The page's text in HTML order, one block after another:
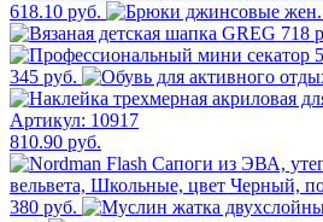
618.10 руб.
718
345 руб.
810.90 руб.
380 руб.